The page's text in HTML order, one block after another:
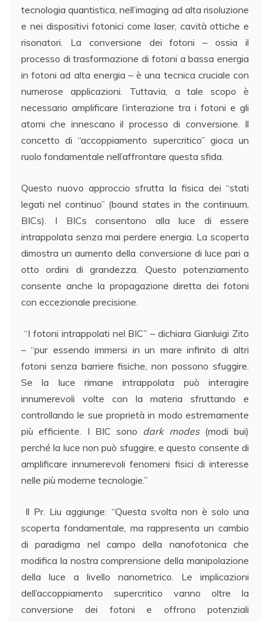
tecnologia quantistica, nell’imaging ad alta risoluzione
e nei dispositivi fotonici come laser, cavità ottiche e
risonatori. La conversione dei fotoni – ossia il
processo di trasformazione di fotoni a bassa energia
in fotoni ad alta energia – è una tecnica cruciale con
numerose applicazioni. Tuttavia, a tale scopo è
necessario amplificare l’interazione tra i fotoni e gli
atomi che innescano il processo di conversione. Il
concetto di “accoppiamento supercritico” gioca un
ruolo fondamentale nell’affrontare questa sfida.
Questo nuovo approccio sfrutta la fisica dei “stati
legati nel continuo” (bound states in the continuum,
BICs). I BICs consentono alla luce di essere
intrappolata senza mai perdere energia. La scoperta
dimostra un aumento della conversione di luce pari a
otto ordini di grandezza. Questo potenziamento
consente anche la propagazione diretta dei fotoni
con eccezionale precisione.
“I fotoni intrappolati nel BIC” – dichiara Gianluigi Zito
– “pur essendo immersi in un mare infinito di altri
fotoni senza barriere fisiche, non possono sfuggire.
Se la luce rimane intrappolata può interagire
innumerevoli volte con la materia sfruttando e
controllando le sue proprietà in modo estremamente
più efficiente. I BIC sono dark modes(modi bui)
perché la luce non può sfuggire, e questo consente di
amplificare innumerevoli fenomeni fisici di interesse
nelle più moderne tecnologie.”
Il Pr. Liu aggiunge: “Questa svolta non è solo una
scoperta fondamentale, ma rappresenta un cambio
di paradigma nel campo della nanofotonica che
modifica la nostra comprensione della manipolazione
della luce a livello nanometrico. Le implicazioni
dell’accoppiamento supercritico vanno oltre la
conversione dei fotoni e offrono potenziali